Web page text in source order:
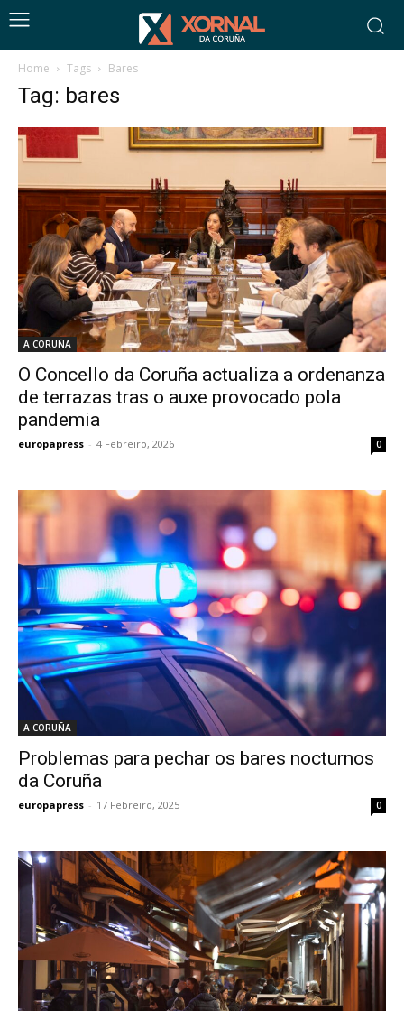
Home Tags Bares
Tag: bares
A CORUÑA
O Concello da Coruña actualiza a ordenanza
de terrazas tras o auxe provocado pola
pandemia
europapress - 4 Febreiro, 2026 0
A CORUÑA
Problemas para pechar os bares nocturnos
da Coruña
europapress - 17 Febreiro, 2025 0